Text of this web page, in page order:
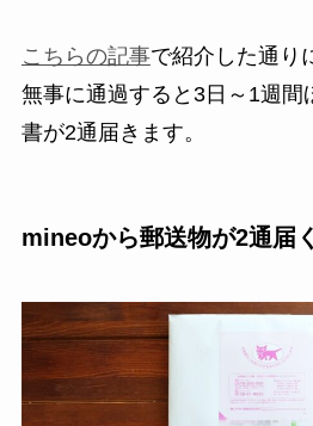
こちらの記事で紹介した通り
無事に通過すると3日～1週間
書が2通届きます。
mineoから郵送物が2通届く